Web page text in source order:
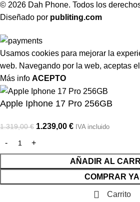
© 2026 Dah Phone. Todos los
Diseñado por publiting.com
Usamos cookies para mejorar la
web. Navegando por la web, aceptas
Más info ACEPTO
Apple Iphone 17 Pro 256GB
1.319,00€ 1.239,00 € IVA incluido
AÑADIR AL
COMPRAR YA
Carrito